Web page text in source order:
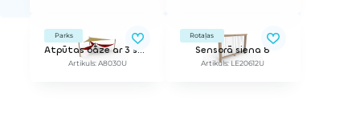
Parks
Atpūtas oāze ar 3 šūpuļtīkliem un saulessargu - bez krāsas
Artikuls: A8030U
Rotaļas
Sensorā siena 8
Artikuls: LE20612U